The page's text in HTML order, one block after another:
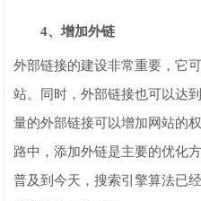
4、增加外链
外部链接的建设非常重要，它
站。同时，外部链接也可以达
量的外部链接可以增加网站的
路中，添加外链是主要的优化
普及到今天，搜索引擎算法已